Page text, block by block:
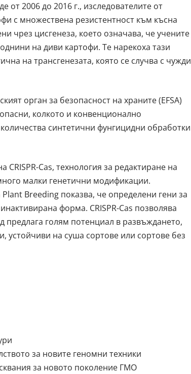
от 2006 до 2016 г., изследователите от
с множествена резистентност към късна
чрез цисгенеза, което означава, че учените
на диви картофи. Те нарекоха тази
на трансгенезата, която се случва с чужди
орган за безопасност на храните (EFSA)
колкото и конвенционално
синтетични фунгицидни обработки
Cas, технология за редактиране на
малки генетични модификации.
Breeding показва, че определени гени за
форма. CRISPR-Cas позволява
предлага голям потенциал в развъждането,
устойчиви на суша сортове или сортове без
за новите геномни техники
за новото поколение ГМО